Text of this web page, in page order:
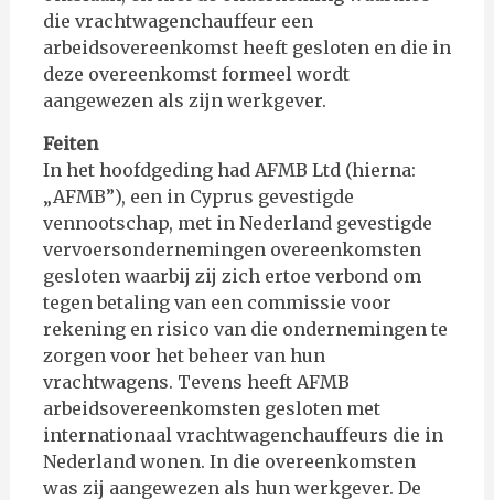
die vrachtwagenchauffeur een
arbeidsovereenkomst heeft gesloten en die in
deze overeenkomst formeel wordt
aangewezen als zijn werkgever.
Feiten
In het hoofdgeding had AFMB Ltd (hierna:
„AFMB”), een in Cyprus gevestigde
vennootschap, met in Nederland gevestigde
vervoersondernemingen overeenkomsten
gesloten waarbij zij zich ertoe verbond om
tegen betaling van een commissie voor
rekening en risico van die ondernemingen te
zorgen voor het beheer van hun
vrachtwagens. Tevens heeft AFMB
arbeidsovereenkomsten gesloten met
internationaal vrachtwagenchauffeurs die in
Nederland wonen. In die overeenkomsten
was zij aangewezen als hun werkgever. De